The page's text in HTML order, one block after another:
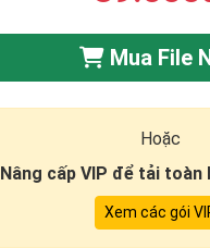
Mua File
Hoặc
Nâng cấp VIP để tải toàn
Xem các gói